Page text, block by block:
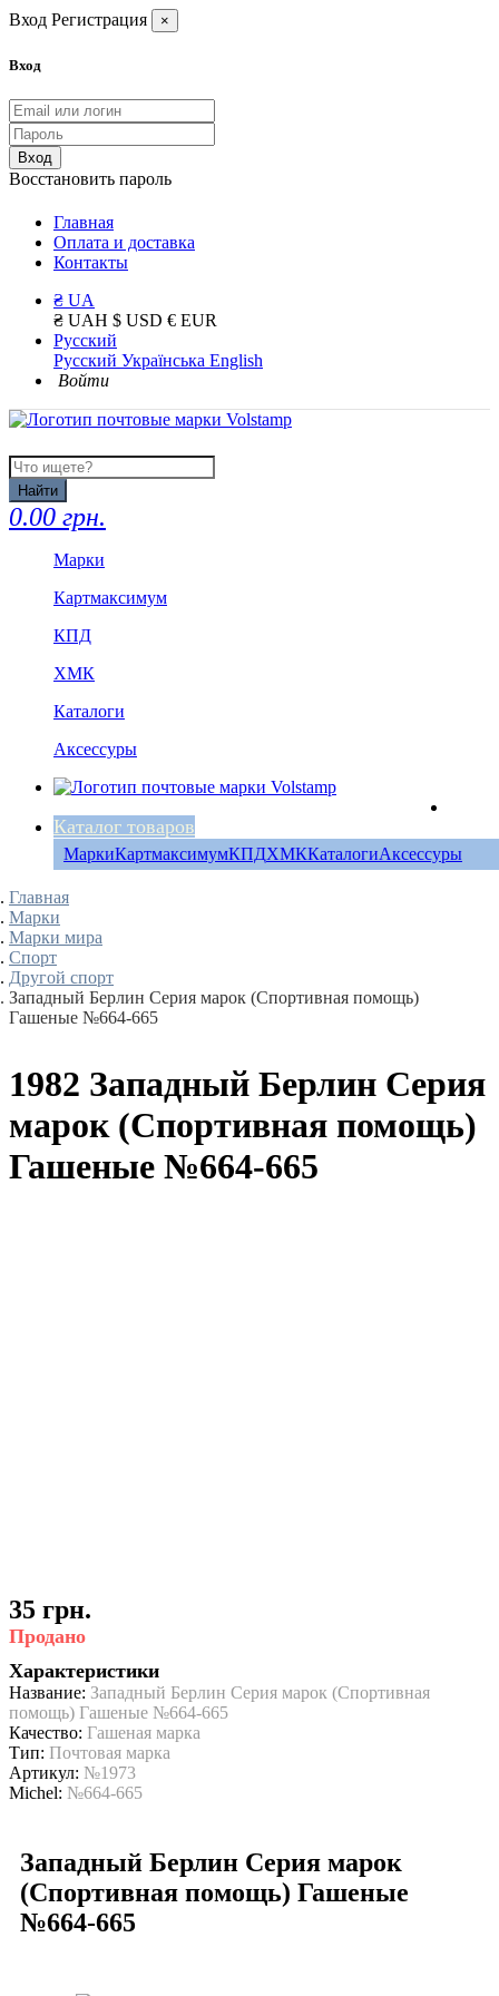
Вход Регистрация ×
Вход
Вход
Восстановить пароль
Главная
Оплата и доставка
Контакты
₴ UA
₴ UAH $ USD € EUR
Русский
Русский Українська English
Войти
Найти
0.00 грн.
Марки
Картмаксимум
КПД
ХМК
Каталоги
Аксессуры
Каталог товаров
МаркиКартмаксимумКПДХМККаталогиАксессуры
Главная
Марки
Марки мира
Спорт
Другой спорт
Западный Берлин Серия марок (Спортивная помощь)
Гашеные №664-665
1982 Западный Берлин Серия
марок (Спортивная помощь)
Гашеные №664-665
35 грн.
Продано
Характеристики
Название: Западный Берлин Серия марок (Спортивная
помощь) Гашеные №664-665
Качество: Гашеная марка
Тип: Почтовая марка
Артикул: №1973
Michel: №664-665
Западный Берлин Серия марок
(Спортивная помощь) Гашеные
№664-665